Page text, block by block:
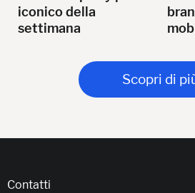
iconico della
settimana
Scopri di
Contatti